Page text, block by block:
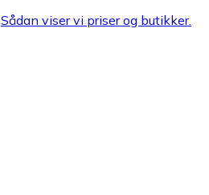
Sådan viser vi priser og butikker.